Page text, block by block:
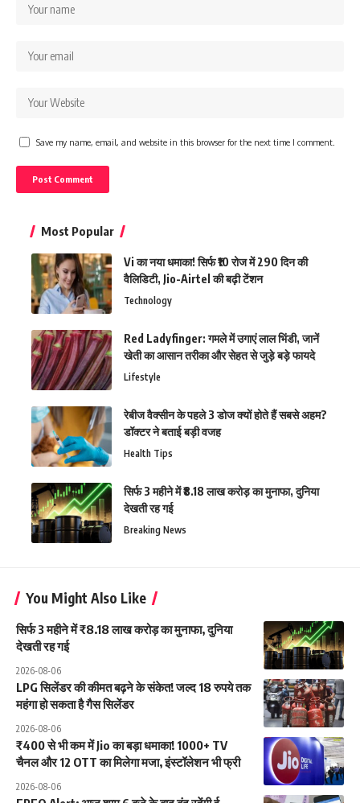
Save my name, email, and website in this browser for the next time I comment.
Most Popular
Vi का नया धमाका! सिर्फ ₹10 रोज में 290 दिन की
वैलिडिटी, Jio-Airtel की बढ़ी टेंशन
Technology
Red Ladyfinger: गमले में उगाएं लाल भिंडी, जानें
खेती का आसान तरीका और सेहत से जुड़े बड़े फायदे
Lifestyle
रेबीज वैक्सीन के पहले 3 डोज क्यों होते हैं सबसे अहम?
डॉक्टर ने बताई बड़ी वजह
Health Tips
सिर्फ 3 महीने में ₹8.18 लाख करोड़ का मुनाफा, दुनिया
देखती रह गई
Breaking News
You Might Also Like
सिर्फ 3 महीने में ₹8.18 लाख करोड़ का मुनाफा, दुनिया
देखती रह गई
2026-08-06
LPG सिलेंडर की कीमत बढ़ने के संकेत! जल्द 18 रुपये तक
महंगा हो सकता है गैस सिलेंडर
2026-08-06
₹400 से भी कम में Jio का बड़ा धमाका! 1000+ TV
चैनल और 12 OTT का मिलेगा मजा, इंस्टॉलेशन भी फ्री
2026-08-06